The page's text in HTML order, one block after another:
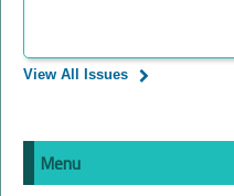
View All Issues
Menu